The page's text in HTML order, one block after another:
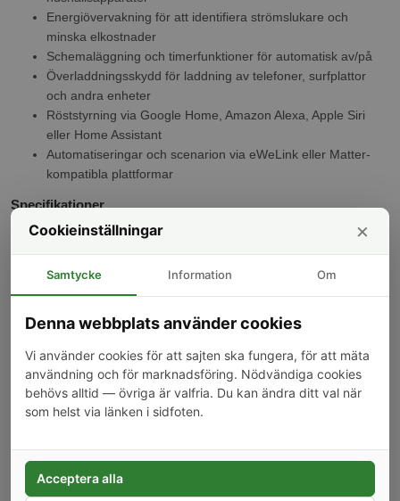
Energiövervakning för att identifiera strömslukare och
minska elkostnader
Schemaläggning och timerfunktioner för automatisk av/på
Överladdningsskydd för laddning av telefoner, surfplattor
och andra enheter
Röststyrning via Google Home, Amazon Alexa, Apple Siri
eller Home Assistant
Automatiseringar och scenarion via eWeLink eller Matter-
kompatibla plattformar
Specifikationer
Modell: S61STPF
Protokoll: WiFi IEEE 802.11 b/g/n 2.4 GHz, Matter over WiFi
Max last: 16A / 3840W (resistiv last)
Spänning: 100–240V~ 50/60Hz
Kontakttyp: Typ E och Typ F (schuko), jordad med
barnskydd
Effektmätning: Spänning, ström, effekt, drifttid, förbrukning,
kostnad
Överlastskydd: Ja, konfigurerbart via app
Överladdningsskydd: Ja
Dimensioner: 56 × 50 × 64,3 mm
Drifttemperatur: -10°C till 40°C
Cookieinställningar ×
Samtycke Information Om
Denna webbplats använder cookies
Vi använder cookies för att sajten ska fungera, för att mäta
användning och för marknadsföring. Nödvändiga cookies
behövs alltid — övriga är valfria. Du kan ändra ditt val när
som helst via länken i sidfoten.
Acceptera alla